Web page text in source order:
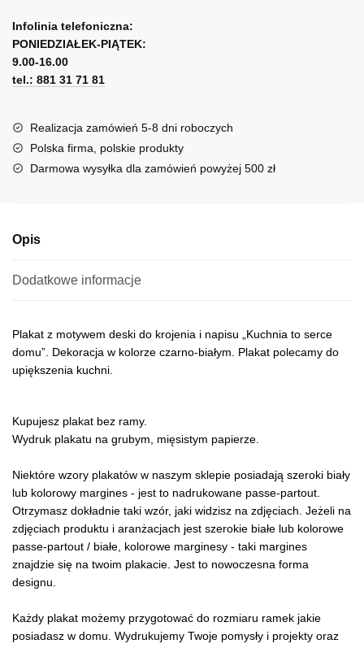
Kuchnia
to
serce
domu
l
t
e
r
a
t
i
Infolinia telefoniczna:
PONIEDZIAŁEK-PIĄTEK:
9.00-16.00
tel.: 881 31 71 81
Realizacja zamówień 5-8 dni roboczych
Polska firma, polskie produkty
Darmowa wysyłka dla zamówień powyżej 500 zł
Opis
Dodatkowe informacje
Plakat z motywem deski do krojenia i napisu „Kuchnia to serce
domu”. Dekoracja w kolorze czarno-białym. Plakat polecamy do
upiększenia kuchni.
Kupujesz plakat bez ramy.
Wydruk plakatu na grubym, mięsistym papierze.
Niektóre wzory plakatów w naszym sklepie posiadają szeroki biały
lub kolorowy margines - jest to nadrukowane passe-partout.
Otrzymasz dokładnie taki wzór, jaki widzisz na zdjęciach. Jeżeli na
zdjęciach produktu i aranżacjach jest szerokie białe lub kolorowe
passe-partout / białe, kolorowe marginesy - taki margines
znajdzie się na twoim plakacie. Jest to nowoczesna forma
designu.
Każdy plakat możemy przygotować do rozmiaru ramek jakie
posiadasz w domu. Wydrukujemy Twoje pomysły i projekty oraz